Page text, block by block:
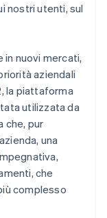
nostri utenti, sul
in nuovi mercati,
aziendali
la piattaforma
utilizzata da
che, pur
una
che
complesso